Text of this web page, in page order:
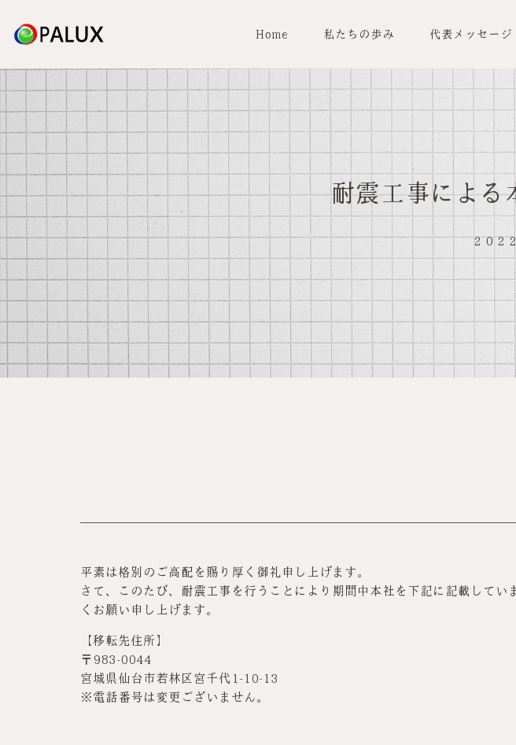
Home 私たちの歩み 代表メッセージ
耐震工事による
平素は格別のご高配を賜り厚く御礼申し上げます。
さて、このたび、耐震工事を行うことにより期間中本社を下記に記載して
くお願い申し上げます。
【移転先住所】
〒983-0044
宮城県仙台市若林区宮千代1-10-13
※電話番号は変更ございません。